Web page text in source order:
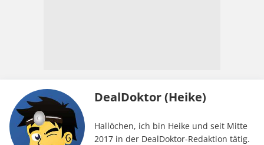
DealDoktor (Heike)
Hallöchen, ich bin Heike und seit Mitte
2017 in der DealDoktor-Redaktion tätig.